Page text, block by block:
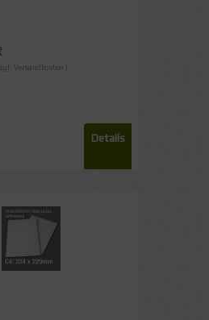
Versandkosten )
Details